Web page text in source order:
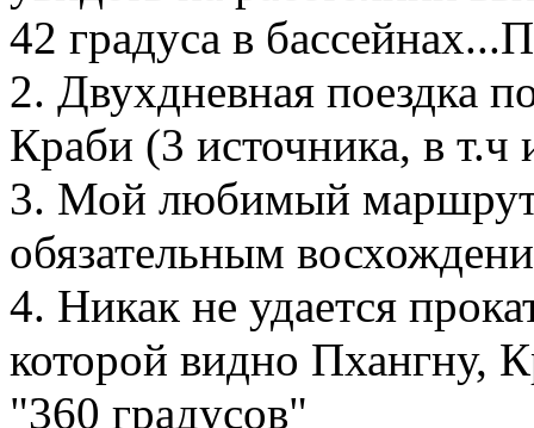
42 градуса в
2. Двухдневная поездка
Краби (3 источника, в т.ч
3. Мой любимый маршрут
обязательным
4. Никак не удается
которой видно Пхангну,
"360 градусов"